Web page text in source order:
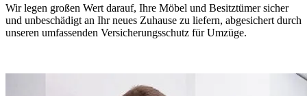
Wir legen großen Wert darauf, Ihre Möbel und Besitztümer sicher
und unbeschädigt an Ihr neues Zuhause zu liefern, abgesichert durch
unseren umfassenden Versicherungsschutz für Umzüge.